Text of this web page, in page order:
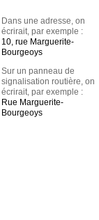
Dans une adresse, on
écrirait, par exemple :
10, rue Marguerite-
Bourgeoys
Sur un panneau de
signalisation routière, on
écrirait, par exemple :
Rue Marguerite-
Bourgeoys